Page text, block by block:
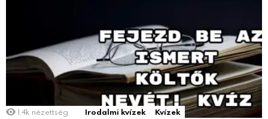
1.4k nézettség Irodalmi kvízek Kvízek